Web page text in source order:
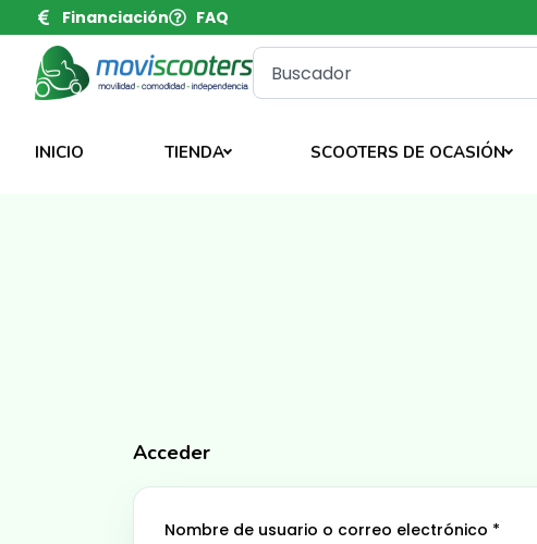
Financiación FAQ
INICIO TIENDA SCOOTERS DE OCASIÓN
Acceder
Nombre de usuario o correo electrónico *